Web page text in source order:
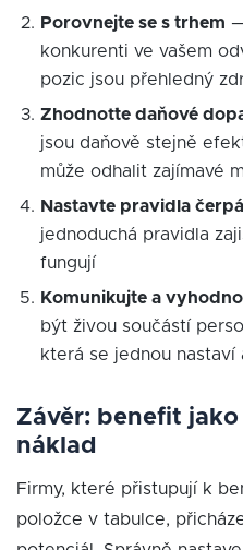
Porovnejte se s trhem
konkurenti ve vašem
pozic jsou přehledný
Zhodnoťte daňové
jsou daňově stejně
může odhalit zajímavé
Nastavte pravidla
jednoduchá pravidla
fungují
Komunikujte a
být živou součástí
která se jednou nastaví
Závěr: benefit
náklad
Firmy, které přistupují k
položce v tabulce,